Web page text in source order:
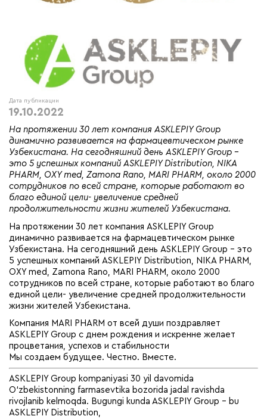
Дата публикации
19.10.2022
На протяжении 30 лет компания ASKLEPIY Group
динамично развивается на фармацевтическом рынке
Узбекистана. На сегодняшний день ASKLEPIY Group -
это 5 успешных компаний ASKLEPIY Distribution, NIKA
PHARM, OXY med, Zamona Rano, MARI PHARM, около 2000
сотрудников по всей стране, которые работают во
благо единой цели- увеличение средней
продолжительности жизни жителей Узбекистана.
На протяжении 30 лет компания ASKLEPIY Group
динамично развивается на фармацевтическом рынке
Узбекистана. На сегодняшний день ASKLEPIY Group - это
5 успешных компаний ASKLEPIY Distribution, NIKA PHARM,
OXY med, Zamona Rano, MARI PHARM, около 2000
сотрудников по всей стране, которые работают во благо
единой цели- увеличение средней продолжительности
жизни жителей Узбекистана.
Компания MARI PHARM от всей души поздравляет
ASKLEPIY Group с днем рождения и искренне желает
процветания, успехов и стабильности
Мы создаем будущее. Честно. Вместе.
ASKLEPIY Group kompaniyasi 30 yil davomida
O‘zbekistonning farmasevtika bozorida jadal ravishda
rivojlanib kelmoqda. Bugungi kunda ASKLEPIY Group - bu
ASKLEPIY Distribution,